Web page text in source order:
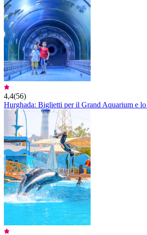
4,4(56)
Hurghada: Biglietti per il Grand Aquarium e